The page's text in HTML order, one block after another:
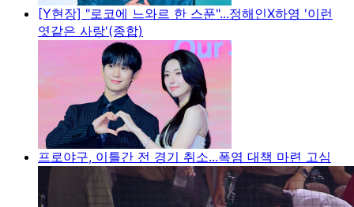
[Y현장] "로코에 느와르 한 스푼"...정해인X하영 '이런
엿같은 사랑'(종합)
프로야구, 이틀간 전 경기 취소...폭염 대책 마련 고심